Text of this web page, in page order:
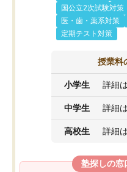
国公立2次試験対策
医・歯・薬系対策
定期テスト対策
授業料
小学生 詳細
中学生 詳細
高校生 詳細
塾探しの窓